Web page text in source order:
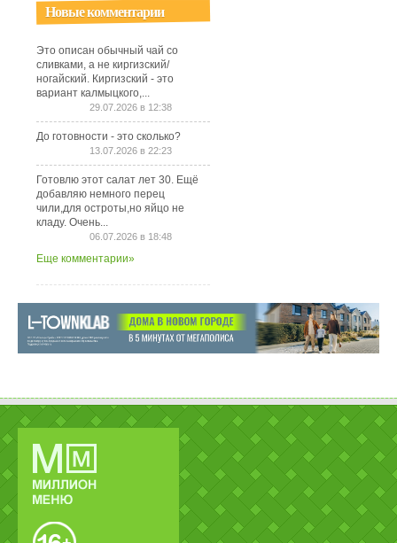
Новые комментарии
Это описан обычный чай со
сливками, а не киргизский/
ногайский. Киргизский - это
вариант калмыцкого,...
29.07.2026 в 12:38
До готовности - это сколько?
13.07.2026 в 22:23
Готовлю этот салат лет 30. Ещё
добавляю немного перец
чили,для остроты,но яйцо не
кладу. Очень...
06.07.2026 в 18:48
Еще комментарии»